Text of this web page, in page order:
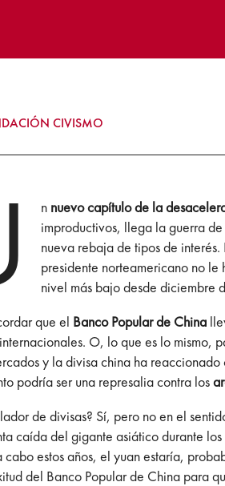
CIVISMO
n nuevo capítulo de la
improductivos, llega la guerra
nueva rebaja de tipos de
presidente norteamericano no
nivel más bajo desde diciembre
que el Banco Popular de China
O, lo que es lo mismo,
y la divisa china ha
podría ser una represalia contra los
de divisas? Sí, pero no en el
caída del gigante asiático durante
estos años, el yuan estaría,
del Banco Popular de China para